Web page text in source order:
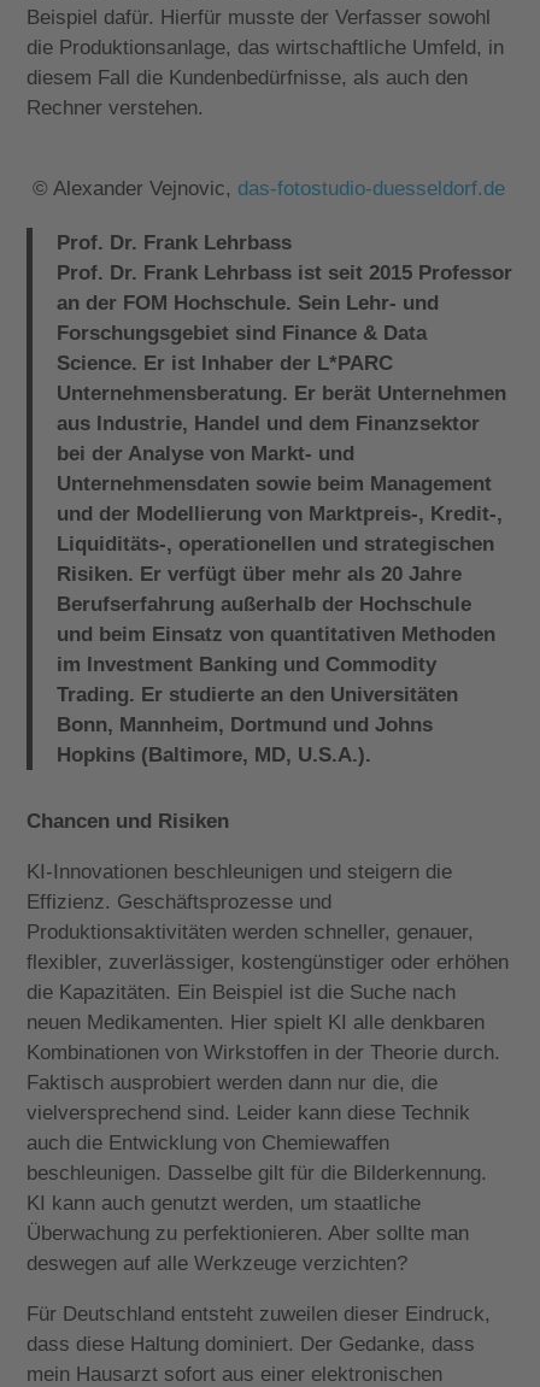
Beispiel dafür. Hierfür musste der Verfasser sowohl
die Produktionsanlage, das wirtschaftliche Umfeld, in
diesem Fall die Kundenbedürfnisse, als auch den
Rechner verstehen.
© Alexander Vejnovic, das-fotostudio-duesseldorf.de
Prof. Dr. Frank Lehrbass
Prof. Dr. Frank Lehrbass ist seit 2015 Professor
an der FOM Hochschule. Sein Lehr- und
Forschungsgebiet sind Finance & Data
Science. Er ist Inhaber der L*PARC
Unternehmensberatung. Er berät Unternehmen
aus Industrie, Handel und dem Finanzsektor
bei der Analyse von Markt- und
Unternehmensdaten sowie beim Management
und der Modellierung von Marktpreis-, Kredit-,
Liquiditäts-, operationellen und strategischen
Risiken. Er verfügt über mehr als 20 Jahre
Berufserfahrung außerhalb der Hochschule
und beim Einsatz von quantitativen Methoden
im Investment Banking und Commodity
Trading. Er studierte an den Universitäten
Bonn, Mannheim, Dortmund und Johns
Hopkins (Baltimore, MD, U.S.A.).
Chancen und Risiken
KI-Innovationen beschleunigen und steigern die
Effizienz. Geschäftsprozesse und
Produktionsaktivitäten werden schneller, genauer,
flexibler, zuverlässiger, kostengünstiger oder erhöhen
die Kapazitäten. Ein Beispiel ist die Suche nach
neuen Medikamenten. Hier spielt KI alle denkbaren
Kombinationen von Wirkstoffen in der Theorie durch.
Faktisch ausprobiert werden dann nur die, die
vielversprechend sind. Leider kann diese Technik
auch die Entwicklung von Chemiewaffen
beschleunigen. Dasselbe gilt für die Bilderkennung.
KI kann auch genutzt werden, um staatliche
Überwachung zu perfektionieren. Aber sollte man
deswegen auf alle Werkzeuge verzichten?
Für Deutschland entsteht zuweilen dieser Eindruck,
dass diese Haltung dominiert. Der Gedanke, dass
mein Hausarzt sofort aus einer elektronischen